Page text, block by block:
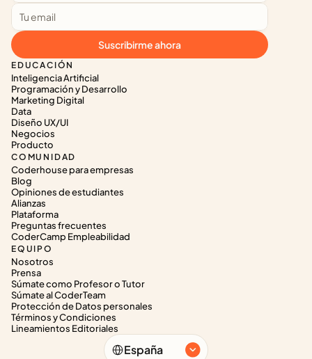
EDUCACIÓN
Inteligencia Artificial
Programación y Desarrollo
Marketing Digital
Data
Diseño UX/UI
Negocios
Producto
COMUNIDAD
Coderhouse para empresas
Blog
Opiniones de estudiantes
Alianzas
Plataforma
Preguntas frecuentes
CoderCamp Empleabilidad
EQUIPO
Nosotros
Prensa
Súmate como Profesor o Tutor
Súmate al CoderTeam
Protección de Datos personales
Términos y Condiciones
Lineamientos Editoriales
Suscribirme ahora
Select Language
España